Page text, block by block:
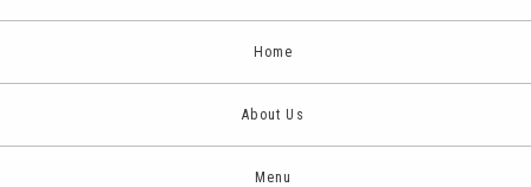
Home
About Us
Menu